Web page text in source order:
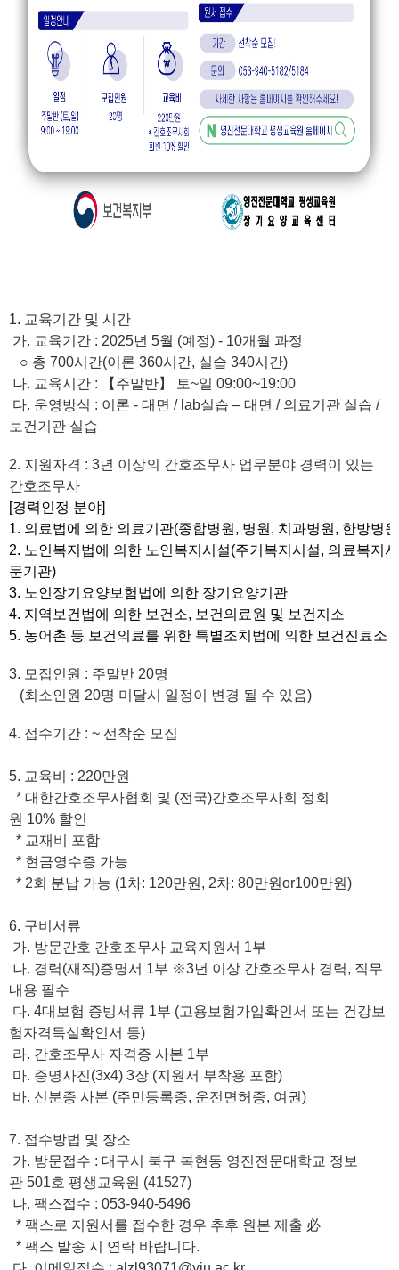
1. 교육기간 및 시간
가. 교육기간 : 2025년 5월 (예정) - 10개월 과정
○ 총 700시간(이론 360시간, 실습 340시간)
나. 교육시간 : 【 주말반】 토~일 09:00~19:00
다. 운영방식 : 이론 - 대면 / lab실습 – 대면 / 의료기관 실습 /
보건기관 실습
2. 지원자격 : 3년 이상의 간호조무사 업무분야 경력이 있는
간호조무사
[경력인정 분야]
1. 의료법에 의한 의료기관(종합병원 , 병원 , 치과병원 , 한방병원
2. 노인복지법에 의한 노인복지시설(주거복지시설, 의료복지
문기관)
3. 노인장기요양보험법에 의한 장기요양기관
4. 지역보건법에 의한 보건소, 보건의료원 및 보건지소
5. 농어촌 등 보건의료를 위한 특별조치법에 의한 보건진료소
3. 모집인원 : 주말반 20명
(최소인원 20명 미달시 일정이 변경 될 수 있음)
4. 접수기간 : ~ 선착순 모집
5. 교육비 : 220만원
* 대한간호조무사협회 및 (전국)간호조무사회 정회
원 10% 할인
* 교재비 포함
* 현금영수증 가능
* 2회 분납 가능 (1차: 120만원, 2차: 80만원or100만원)
6. 구비서류
가. 방문간호 간호조무사 교육지원서 1부
나. 경력(재직)증명서 1부 ※3년 이상 간호조무사 경력, 직무
내용 필수
다. 4대보험 증빙서류 1부 (고용보험가입확인서 또는 건강보
험자격득실확인서 등)
라. 간호조무사 자격증 사본 1부
마. 증명사진(3x4) 3장 (지원서 부착용 포함)
바. 신분증 사본 (주민등록증, 운전면허증, 여권)
7. 접수방법 및 장소
가. 방문접수 : 대구시 북구 복현동 영진전문대학교 정보
관 501호 평생교육원 (41527)
나. 팩스접수 : 053-940-5496
* 팩스로 지원서를 접수한 경우 추후 원본 제출 必
* 팩스 발송 시 연락 바랍니다.